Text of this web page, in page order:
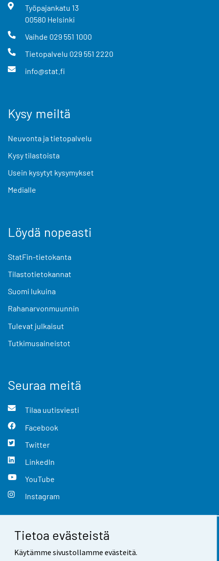
Tietoa evästeistä
Käytämme sivustollamme evästeitä.
Työpajankatu 13
00580 Helsinki
Vaihde 029 551 1000
Tietopalvelu 029 551 2220
info@stat.fi
Kysy meiltä
Neuvonta ja tietopalvelu
Kysy tilastoista
Usein kysytyt kysymykset
Medialle
Löydä nopeasti
StatFin-tietokanta
Tilastotietokannat
Suomi lukuina
Rahanarvonmuunnin
Tulevat julkaisut
Tutkimusaineistot
Seuraa meitä
Tilaa uutisviesti
Facebook
Twitter
LinkedIn
YouTube
Instagram
Yhteystiedot
Palaute